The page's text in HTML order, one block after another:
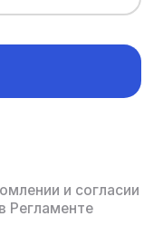
и согласии
Регламенте